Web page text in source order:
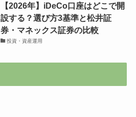
【2026年】iDeCo口座はどこで開
設する？選び方3基準と松井証
券・マネックス証券の比較
投資・資産運用